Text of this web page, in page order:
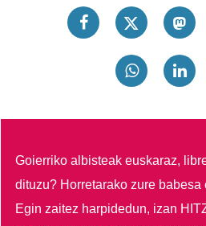
Goierriko albisteak euskaraz,
dituzu? Horretarako zure
Egin zaitez harpidedun, izan